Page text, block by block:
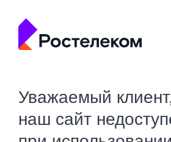
Уважаемый
наш сайт